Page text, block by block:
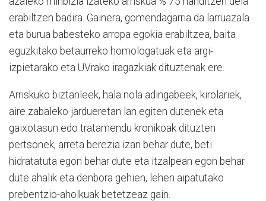
erabiltzen badira. Gainera, gomendagarria da larruazala
eta burua babesteko arropa egokia erabiltzea, baita
eguzkitako betaurreko homologatuak eta argi-
izpietarako eta UVrako iragazkiak dituztenak ere.
Arriskuko biztanleek, hala nola adingabeek, kirolariek,
aire zabaleko jardueretan lan egiten dutenek eta
gaixotasun edo tratamendu kronikoak dituzten
pertsonek, arreta berezia izan behar dute, beti
hidratatuta egon behar dute eta itzalpean egon behar
dute ahalik eta denbora gehien, lehen aipatutako
prebentzio-aholkuak betetzeaz gain.